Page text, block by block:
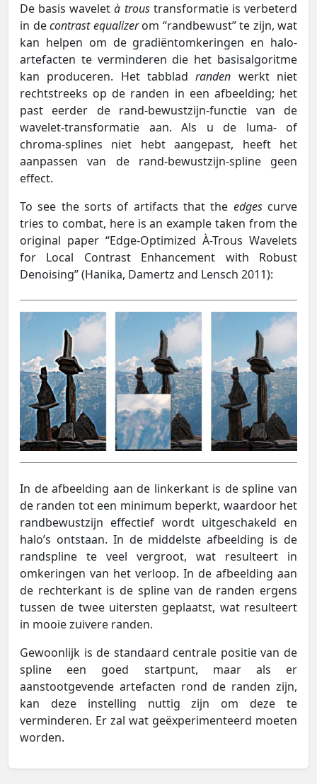
De basis waveletà troustransformatie is verbeterd
in decontrast equalizerom “randbewust” te zijn, wat
kan helpen om de gradiëntomkeringen en halo-
artefacten te verminderen die het basisalgoritme
kan produceren. Het tabbladranden werkt niet
rechtstreeks op de randen in een afbeelding; het
past eerder de rand-bewustzijn-functie van de
wavelet-transformatie aan. Als u de luma- of
chroma-splines niet hebt aangepast, heeft het
aanpassen van de rand-bewustzijn-spline geen
effect.
To see the sorts of artifacts that the edgescurve
tries to combat, here is an example taken from the
original paper “Edge-Optimized À-Trous Wavelets
for Local Contrast Enhancement with Robust
Denoising” (Hanika, Damertz and Lensch 2011):
In de afbeelding aan de linkerkant is de spline van
de randen tot een minimum beperkt, waardoor het
randbewustzijn effectief wordt uitgeschakeld en
halo’s ontstaan. In de middelste afbeelding is de
randspline te veel vergroot, wat resulteert in
omkeringen van het verloop. In de afbeelding aan
de rechterkant is de spline van de randen ergens
tussen de twee uitersten geplaatst, wat resulteert
in mooie zuivere randen.
Gewoonlijk is de standaard centrale positie van de
spline een goed startpunt, maar als er
aanstootgevende artefacten rond de randen zijn,
kan deze instelling nuttig zijn om deze te
verminderen. Er zal wat geëxperimenteerd moeten
worden.